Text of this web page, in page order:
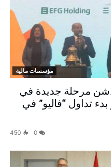
مؤسسات مالية
مرحلة جديدة في
بدء تداول “فاليو” في
0
450